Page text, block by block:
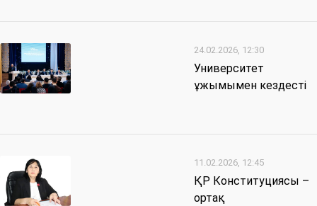
24.02.2026, 12:30
Университет
ұжымымен кездесті
11.02.2026, 12:45
ҚР Конституциясы –
ортақ